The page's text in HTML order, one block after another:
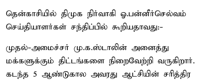
தென்காசியில் திமுக நிர்வாகி ஓ.பன்னீர்செல்வம்
செய்தியாளர்கள் சந்திப்பில் கூறியதாவது:-
முதல்-அமைச்சர் மு.க.ஸ்டாலின் அனைத்து
மக்களுக்கும் திட்டங்களை நிறைவேற்றி வருகிறார்.
கடந்த 5 ஆண்டுகால அவரது ஆட்சியின் சரித்திர